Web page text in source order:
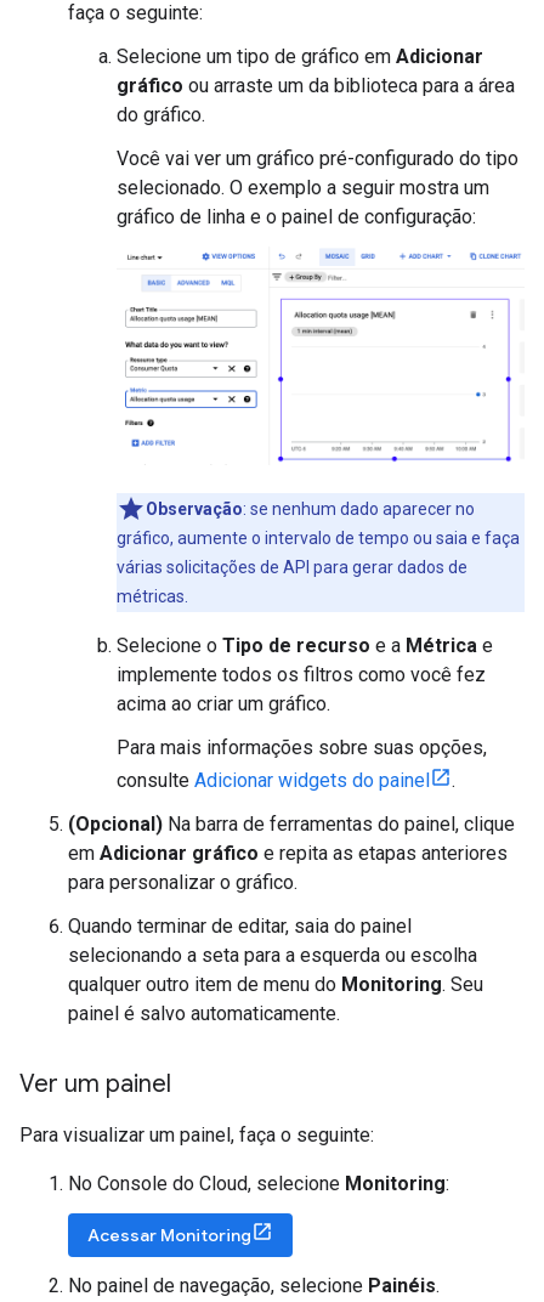
faça o seguinte:
Selecione um tipo de gráfico em Adicionar
gráfico ou arraste um da biblioteca para a área
do gráfico.
Você vai ver um gráfico pré-configurado do tipo
selecionado. O exemplo a seguir mostra um
gráfico de linha e o painel de configuração:
Observação: se nenhum dado aparecer no
gráfico, aumente o intervalo de tempo ou saia e faça
várias solicitações de API para gerar dados de
métricas.
Selecione o Tipo de recurso e a Métrica e
implemente todos os filtros como você fez
acima ao criar um gráfico.
Para mais informações sobre suas opções,
consulte Adicionar widgets do painel
.
(Opcional) Na barra de ferramentas do painel, clique
em Adicionar gráfico e repita as etapas anteriores
para personalizar o gráfico.
Quando terminar de editar, saia do painel
selecionando a seta para a esquerda ou escolha
qualquer outro item de menu do Monitoring. Seu
painel é salvo automaticamente.
Ver um painel
Para visualizar um painel, faça o seguinte:
No Console do Cloud, selecione Monitoring:
Acessar Monitoring
No painel de navegação, selecione Painéis.